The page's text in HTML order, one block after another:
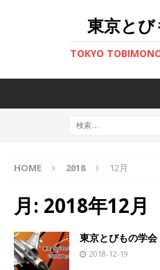
東京と
TOKYO
HOME 2018 12月
月: 2018年12月
東京とびもの学
2018-12-19